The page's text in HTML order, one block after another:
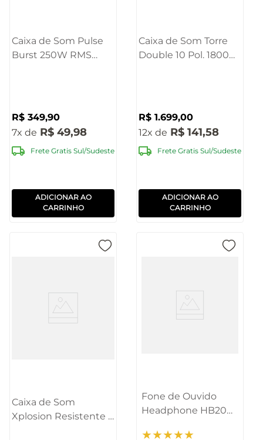
Caixa de Som Pulse
Burst 250W RMS
R$ 349,90
7
R$ 49,98
Frete Gratis Sul/Sudeste
ADICIONAR AO
CARRINHO
Caixa de Som Torre
Double 10 Pol. 1800W
R$ 1.699,00
12
R$ 141,58
Frete Gratis Sul/Sudeste
ADICIONAR AO
CARRINHO
Caixa de Som
Xplosion Resistente a
Fone de Ouvido
Headphone HB200
★★★★★